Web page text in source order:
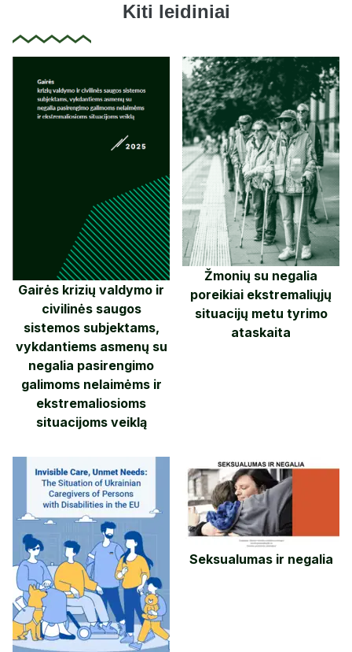
Kiti leidiniai
Gairės krizių valdymo ir
civilinės saugos
sistemos subjektams,
vykdantiems asmenų su
negalia pasirengimo
galimoms nelaimėms ir
ekstremaliosioms
situacijoms veiklą
Žmonių su negalia
poreikiai ekstremaliųjų
situacijų metu tyrimo
ataskaita
Seksualumas ir negalia